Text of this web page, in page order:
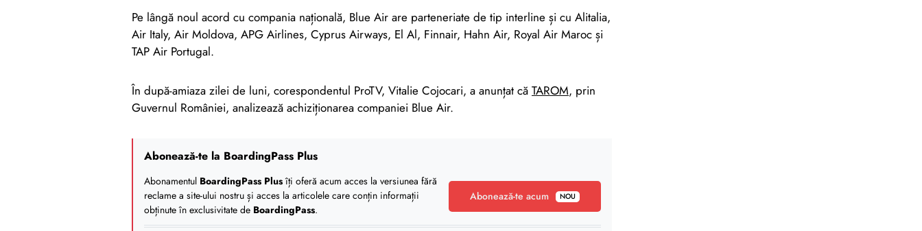
Pe lângă noul acord cu compania națională, Blue Air are parteneriate de tip interline și cu Alitalia,
Air Italy, Air Moldova, APG Airlines, Cyprus Airways, El Al, Finnair, Hahn Air, Royal Air Maroc și
TAP Air Portugal.
În după-amiaza zilei de luni, corespondentul ProTV, Vitalie Cojocari, a anunțat că TAROM, prin
Guvernul României, analizează achiziționarea companiei Blue Air.
Abonează-te la BoardingPass Plus
Abonamentul BoardingPass Plusîți oferă acum acces la versiunea fără
reclame a site-ului nostru și acces la articolele care conțin informații
obținute în exclusivitate de BoardingPass.
Abonează-te acum NOU